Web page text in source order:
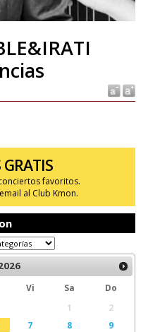
favoritos.
al Club Kmon.
Vi Sa
Do
1
2
7 8
9